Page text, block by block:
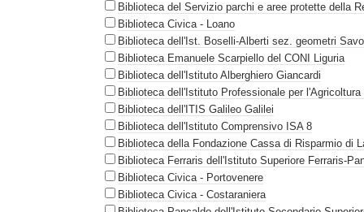
Biblioteca del Servizio parchi e aree protette della
Biblioteca Civica - Loano
Biblioteca dell'Ist. Boselli-Alberti sez. geometri
Biblioteca Emanuele Scarpiello del CONI Liguria
Biblioteca dell'Istituto Alberghiero Giancardi
Biblioteca dell'Istituto Professionale per
Biblioteca dell'ITIS Galileo Galilei
Biblioteca dell'Istituto Comprensivo ISA 8
Biblioteca della Fondazione Cassa di Risparmio di
Biblioteca Ferraris dell'Istituto Superiore Ferraris-
Biblioteca Civica - Portovenere
Biblioteca Civica - Costaraniera